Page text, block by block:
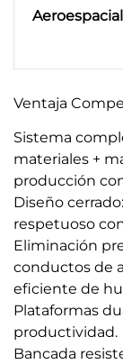
Aeroespacial
Ventaja
Sistema
materiales +
producción
Diseño
respetuoso
Eliminación
conductos de
eficiente de
Plataformas
productividad.
Bancada